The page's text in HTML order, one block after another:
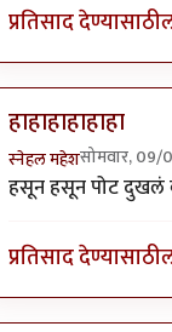
प्रतिसाद देण्यासाठी
हाहाहाहाहाहा
स्नेहल महेशसोमवार, 09/
हसून हसून पोट दुखलं
प्रतिसाद देण्यासाठी